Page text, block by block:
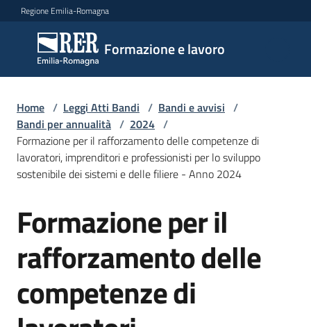
Vai al contenuto
Vai alla navigazione
Vai al footer
Regione Emilia-Romagna
Formazione e lavoro
Formazione
e lavoro
Argomenti
Novità
Servizi
Leggi
Atti
Bandi
Home / Leggi Atti Bandi / Bandi e avvisi /
Bandi per annualità / 2024 /
Formazione per il rafforzamento delle competenze di
lavoratori, imprenditori e professionisti per lo sviluppo
sostenibile dei sistemi e delle filiere - Anno 2024
Salta al contenuto
Formazione per il
rafforzamento delle
competenze di